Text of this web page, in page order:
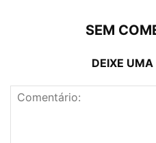
SEM
DEIXE UMA